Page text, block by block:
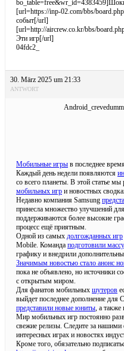
[url=https://inp-02.com/bbs/
событ[/url]
[url=http://aircrew.co.kr/bbs/
Эти игр[/url]
04fdc2_
30. März 2025 um 21:33
ANTWORT
Мобильные игры в последнее
Каждый день недели появляются
со всего планеты. В этой статье мы
мобильных игр и новостных
Недавно компания Samsung
принесла множество улучшений
поддерживаются более высокие
процесс ещё приятным.
Одной из самых долгожданных игр
Mobile. Команда подготовили
графику и внедрили
Значимым новостью стало анонс
пока не объявлено, но источники
с открытым миром.
Для фанатов мобильных шутеров
выйдет последнее дополнение для
представили новые юниты, а
Мир мобильных игр постоянно
свежие релизы. Следите за
интересных играх и новостях
Кроме того, обязательно